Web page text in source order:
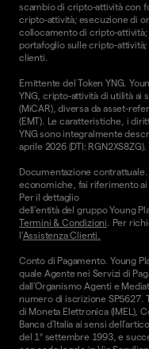
scambio di cripto-attività con
cripto-attività; esecuzione di
collocamento di cripto-
portafoglio sulle cripto-
clienti.
Emittente del Token YNG.
YNG, cripto-attività di utilità ai
(MiCAR), diversa da asset-
(EMT). Le caratteristiche, i
YNG sono integralmente
aprile 2026 (DTI: RGN2XS8ZG).
Documentazione
economiche, fai riferimento ai
Per il dettaglio
dell'entità del gruppo Young
Termini & Condizioni. Per
l'Assistenza Clienti.
Conto di Pagamento. Young
quale Agente nei Servizi di
dall’Organismo Agenti e
numero di iscrizione SP5627.
di Moneta Elettronica (IMEL),
Banca d’Italia ai sensi
del 1° settembre 1993, e